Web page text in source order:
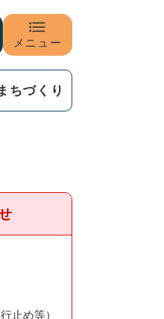
メニュー
ちづくり
止め等）